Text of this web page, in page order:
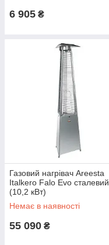
6 905 ₴
Газовий нагрівач Areesta
Italkero Falo Evo сталевий
(10,2 кВт)
Немає в наявності
55 090 ₴